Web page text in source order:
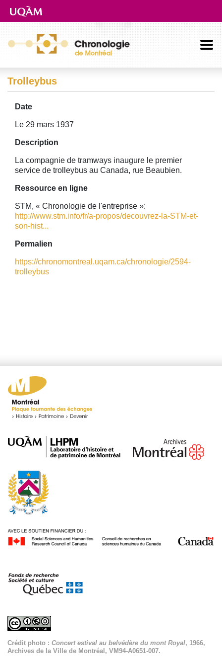
Aller directement au contenu principal
Trolleybus
Date
Le 29 mars 1937
Description
La compagnie de tramways inaugure le premier
service de trolleybus au Canada, rue Beaubien.
Ressource en ligne
STM, « Chronologie de l'entreprise »:
http://www.stm.info/fr/a-propos/decouvrez-la-STM-et-
son-hist...
Permalien
https://chronomontreal.uqam.ca/chronologie/2594-
trolleybus
Crédit photo : Concert estival au belvédère du mont Royal, 1966,
Archives de la Ville de Montréal, VM94-A0651-007.